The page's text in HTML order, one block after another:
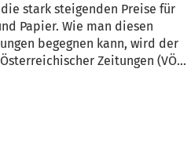
stark steigenden Preise für
Wie man diesen
begegnen kann, wird der
Zeitungen (VÖZ)